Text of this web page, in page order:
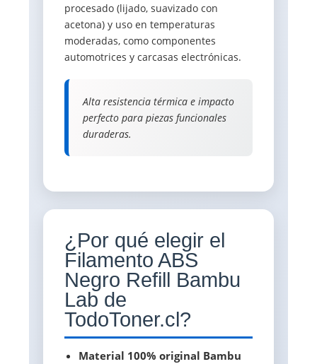
procesado (lijado, suavizado con
acetona) y uso en temperaturas
moderadas, como componentes
automotrices y carcasas electrónicas.
Alta resistencia térmica e impacto 
perfecto para piezas funcionales
duraderas.
¿Por qué elegir el
Filamento ABS
Negro Refill Bambu
Lab de
TodoToner.cl?
Material 100% original Bambu